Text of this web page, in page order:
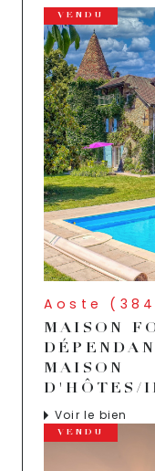
VENDU
Aoste
MAISON
MAISON
D'HÔTES/
Voir le bien
VENDU